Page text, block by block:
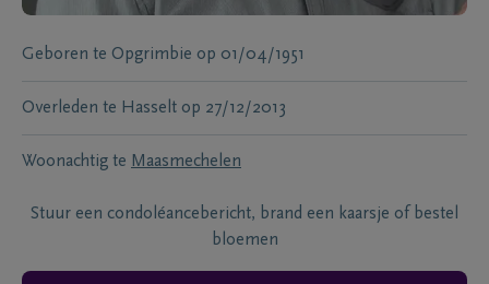
Geboren te Opgrimbie op 01/04/1951
Overleden te Hasselt op 27/12/2013
Woonachtig te Maasmechelen
Stuur een condoléancebericht, brand een kaarsje of bestel
bloemen